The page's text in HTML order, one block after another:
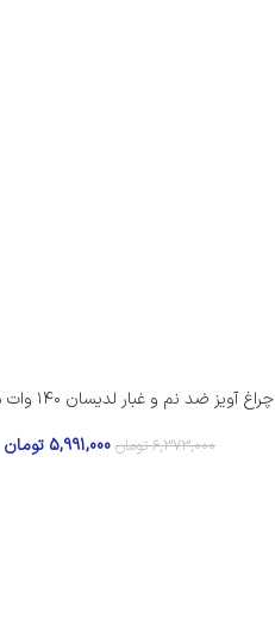
چراغ آویز ضد نم و غبار لدیسان ۱۴۰ وات مازی نور
6,373,000 تومان 5,991,000 تومان